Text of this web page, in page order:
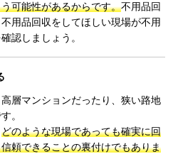
可能性があるからです。不用品回
用品回収をしてほしい現場が不用
認しましょう。
層マンションだったり、狭い路地
。
どのような現場であっても確実に回
頼できることの裏付けでもありま